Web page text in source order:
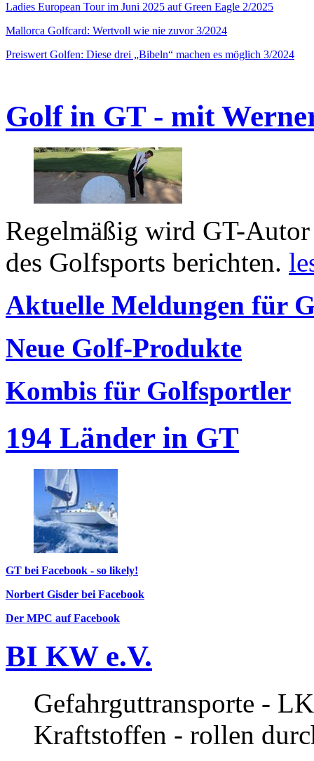
Ladies European Tour im Juni 2025 auf Green Eagle 2/2025
Mallorca Golfcard: Wertvoll wie nie zuvor 3/2024
Preiswert Golfen: Diese drei „Bibeln“ machen es möglich 3/2024
Golf in GT - mit
Regelmäßig wird GT-
des Golfsports berichten.
Aktuelle Meldungen für
Neue Golf-Produkte
Kombis für Golfsportler
194 Länder in GT
GT bei Facebook - so likely!
Norbert Gisder bei Facebook
Der MPC auf Facebook
BI KW e.V.
Gefahrguttransporte -
Kraftstoffen - rollen